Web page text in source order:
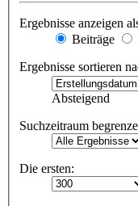
Ergebnisse anzeigen
Beiträge
Ergebnisse sortieren
Absteigend
Suchzeitraum
Die ersten: